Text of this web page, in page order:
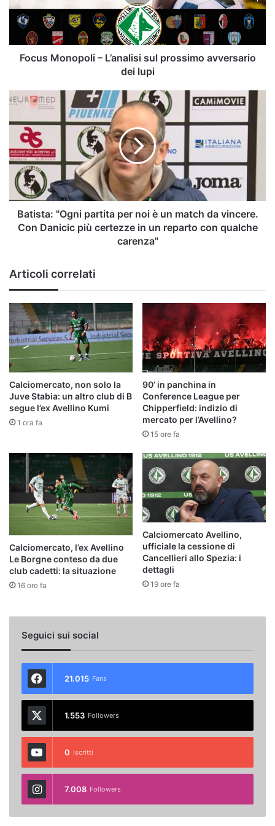
prossimo
avversario
dei
lupi
Focus Monopoli – L’analisi sul prossimo avversario
dei lupi
Batista:
"Ogni
partita
per
noi
è
un
match
da
vincere.
Con
in
un
reparto
con
qualche
carenza"
Batista: "Ogni partita per noi è un match da vincere.
Con Danicic più certezze in un reparto con qualche
carenza"
Articoli correlati
Calciomercato, non solo la
Juve Stabia: un altro club di B
segue l’ex Avellino Kumi
1 ora fa
90’ in panchina in
Conference League per
Chipperfield: indizio di
mercato per l’Avellino?
15 ore fa
Calciomercato, l’ex Avellino
Le Borgne conteso da due
club cadetti: la situazione
16 ore fa
Calciomercato Avellino,
ufficiale la cessione di
Cancellieri allo Spezia: i
dettagli
19 ore fa
Seguici sui social
21.015 Fans
1.553 Followers
0 Iscritti
7.008 Followers